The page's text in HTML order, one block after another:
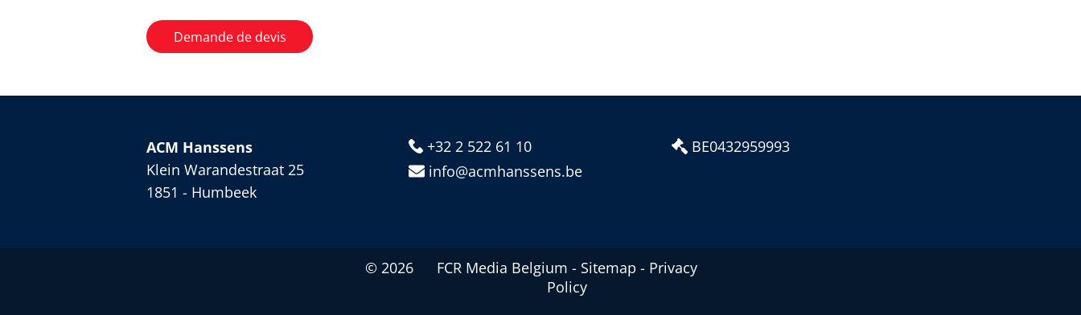
Demande de devis
ACM Hanssens
Klein Warandestraat 25
1851 - Humbeek
+32 2 522 61 10
info@acmhanssens.be
BE0432959993
© 2026 FCR Media Belgium - Sitemap - Privacy
Policy